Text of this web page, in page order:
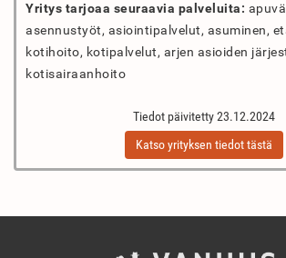
Yritys tarjoaa seuraavia palveluita:
asennustyöt, asiointipalvelut, asuminen,
kotihoito, kotipalvelut, arjen asioiden
kotisairaanhoito
Tiedot päivitetty 23.12.2024
Katso yrityksen tiedot tästä